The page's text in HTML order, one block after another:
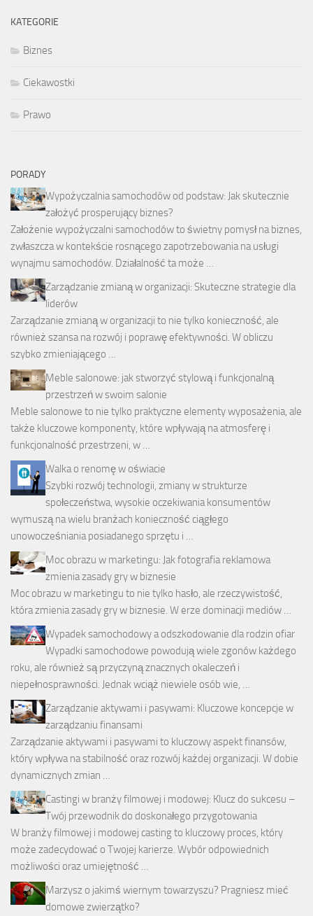
KATEGORIE
Biznes
Ciekawostki
Prawo
PORADY
Wypożyczalnia samochodów od podstaw: Jak skutecznie
założyć prosperujący biznes?
Założenie wypożyczalni samochodów to świetny pomysł na biznes,
zwłaszcza w kontekście rosnącego zapotrzebowania na usługi
wynajmu samochodów. Działalność ta może …
Zarządzanie zmianą w organizacji: Skuteczne strategie dla
liderów
Zarządzanie zmianą w organizacji to nie tylko konieczność, ale
również szansa na rozwój i poprawę efektywności. W obliczu
szybko zmieniającego …
Meble salonowe: jak stworzyć stylową i funkcjonalną
przestrzeń w swoim salonie
Meble salonowe to nie tylko praktyczne elementy wyposażenia, ale
także kluczowe komponenty, które wpływają na atmosferę i
funkcjonalność przestrzeni, w …
Walka o renomę w oświacie
Szybki rozwój technologii, zmiany w strukturze
społeczeństwa, wysokie oczekiwania konsumentów
wymuszą na wielu branżach konieczność ciągłego
unowocześniania posiadanego sprzętu i …
Moc obrazu w marketingu: Jak fotografia reklamowa
zmienia zasady gry w biznesie
Moc obrazu w marketingu to nie tylko hasło, ale rzeczywistość,
która zmienia zasady gry w biznesie. W erze dominacji mediów …
Wypadek samochodowy a odszkodowanie dla rodzin ofiar
Wypadki samochodowe powodują wiele zgonów każdego
roku, ale również są przyczyną znacznych okaleczeń i
niepełnosprawności. Jednak wciąż niewiele osób wie, …
Zarządzanie aktywami i pasywami: Kluczowe koncepcje w
zarządzaniu finansami
Zarządzanie aktywami i pasywami to kluczowy aspekt finansów,
który wpływa na stabilność oraz rozwój każdej organizacji. W dobie
dynamicznych zmian …
Castingi w branży filmowej i modowej: Klucz do sukcesu –
Twój przewodnik do doskonałego przygotowania
W branży filmowej i modowej casting to kluczowy proces, który
może zadecydować o Twojej karierze. Wybór odpowiednich
możliwości oraz umiejętność …
Marzysz o jakimś wiernym towarzyszu? Pragniesz mieć
domowe zwierzątko?